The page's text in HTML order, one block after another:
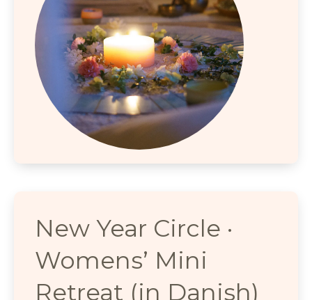
New Year Circle ·
Womens’ Mini
Retreat (in Danish)